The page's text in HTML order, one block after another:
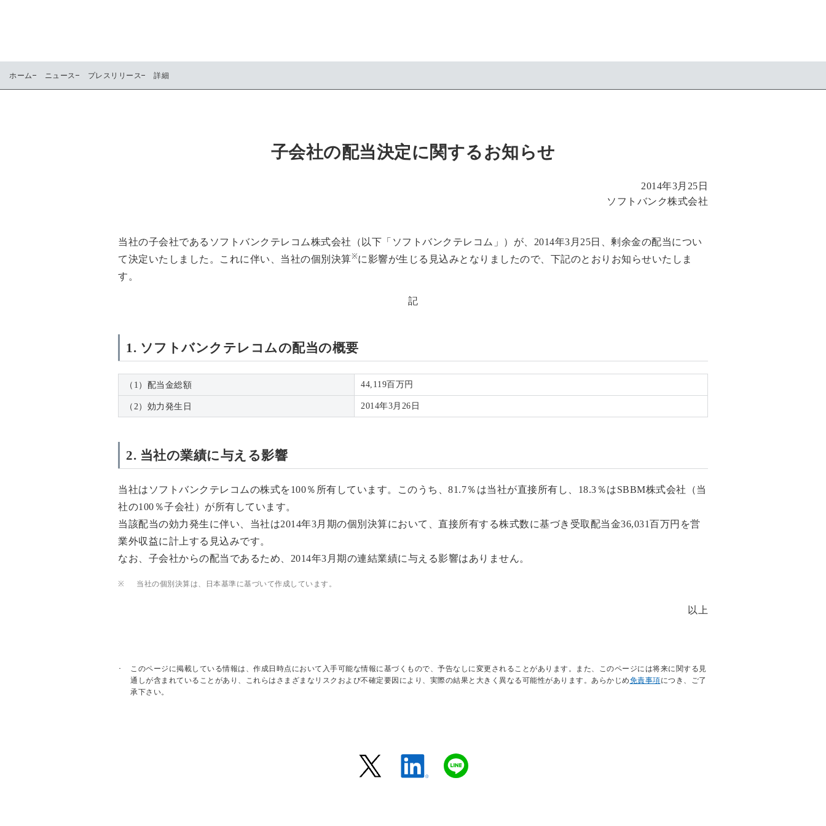
ホーム ニュース プレスリリース 詳細
子会社の配当決定に関するお知らせ
2014年3月25日
ソフトバンク株式会社
当社の子会社であるソフトバンクテレコム株式会社（以下「ソフトバンクテレコム」）が、2014年3月25日、剰余金の配当につい
て決定いたしました。これに伴い、当社の個別決算※に影響が生じる見込みとなりましたので、下記のとおりお知らせいたしま
す。
記
1. ソフトバンクテレコムの配当の概要
（1）配当金総額 44,119百万円
（2）効力発生日 2014年3月26日
2. 当社の業績に与える影響
当社はソフトバンクテレコムの株式を100％所有しています。このうち、81.7％は当社が直接所有し、18.3％はSBBM株式会社（当
社の100％子会社）が所有しています。
当該配当の効力発生に伴い、当社は2014年3月期の個別決算において、直接所有する株式数に基づき受取配当金36,031百万円を営
業外収益に計上する見込みです。
なお、子会社からの配当であるため、2014年3月期の連結業績に与える影響はありません。
※ 当社の個別決算は、日本基準に基づいて作成しています。
以上
このページに掲載している情報は、作成日時点において入手可能な情報に基づくもので、予告なしに変更されることがあります。また、このページには将来に関する見
通しが含まれていることがあり、これらはさまざまなリスクおよび不確定要因により、実際の結果と大きく異なる可能性があります。あらかじめ免責事項につき、ご了
承下さい。